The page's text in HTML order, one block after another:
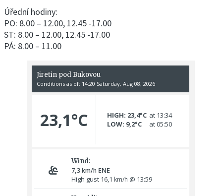
Úřední hodiny:
PO: 8.00 – 12.00, 12.45 -17.00
ST: 8.00 – 12.00, 12.45 -17.00
PÁ: 8.00 – 11.00